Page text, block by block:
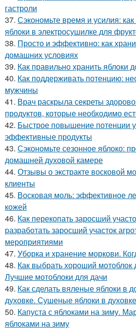
гастроли
37. Сэкономьте время и усилия:
яблоки в электросушилке для
38. Просто и эффективно: как
домашних условиях
39. Как правильно хранить яблоки
40. Как поддерживать потенцию:
мужчины
41. Врач раскрыла секреты
продуктов, которые необходимо
42. Быстрое повышение потенции
эффективные продукты
43. Сэкономьте сезонное яблоко:
домашней духовой камере
44. Отзывы о экстракте восковой
клиенты
45. Восковая моль: эффективное
кожей
46. Как перекопать заросший
разработать заросший участок
мероприятиями
47. Уборка и хранение моркови.
48. Как выбрать хороший мотоблок
Лучшие мотоблоки для дачи
49. Как сделать вяленые яблоки в
духовке. Сушеные яблоки в духовке
50. Капуста с яблоками на зиму.
яблоками на зиму